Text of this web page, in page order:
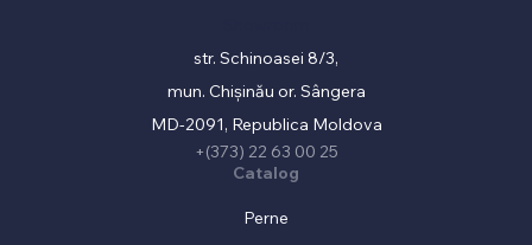
str. Schinoasei 8/3,
mun. Chișinău or. Sângera
MD-2091, Republica Moldova
+(373) 22 63 00 25
Catalog
Perne